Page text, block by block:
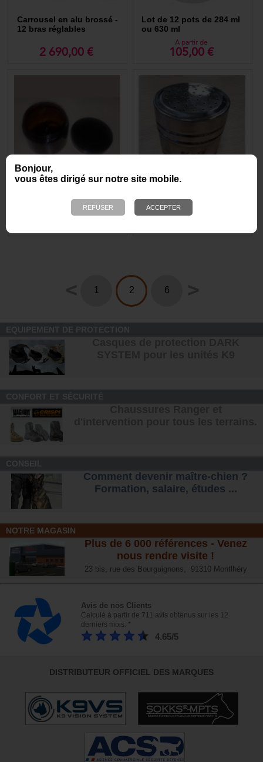
Bonjour,
vous êtes dirigé sur notre site mobile.
Carrousel en alu brossé -
12 bras réglables
2 690,00 €
Lot de 12 pots de 284 ml
ou 630 ml
A partir de
105,00 €
avec couvercle
1 2 6
Comment devenir maître-chien ?
Formation, salaire, études ...
NOTRE MAGASIN
Plus de 6 000 références - Venez
nous rendre visite !
23 bis, rue des Bourguignons, 91310 Montlhéry
Avis de nos Clients
Calculé à partir de 711 avis obtenus sur les 12
derniers mois. *
4.65/5
DISTRIBUTEUR OFFICIEL DES MARQUES